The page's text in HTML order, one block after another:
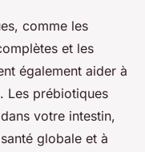
comme les
et les
également aider à
Les prébiotiques
votre intestin,
globale et à